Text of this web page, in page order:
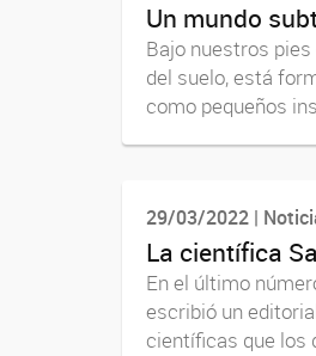
Un mundo
Bajo nuestros
del suelo, está
como pequeños
29/03/2022 |
La científica
En el último
escribió un
científicas que los